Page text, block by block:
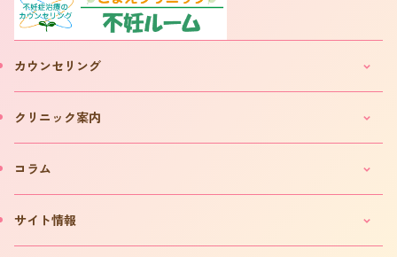
カウンセリング
IVF(体外受精)カウンセリングのご案内
カウンセリング予約について
お問い合わせ
クリニック案内
院長プロフィール
よくある質問
コラム
インタビュー
サイト情報